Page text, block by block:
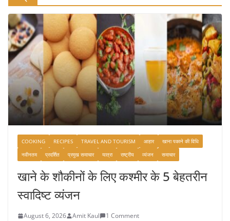
COOKING RECIPES TRAVEL AND TOURISM आहार
खाना पकाने की विधि
नवीनतम
प्रदर्शित प्रमुख समाचार यात्रा राष्ट्रीय व्यंजन समाचार
खाने के शौकीनों के लिए कश्मीर के 5 बेहतरीन
स्वादिष्ट व्यंजन
August 6, 2026 Amit Kaul 1 Comment